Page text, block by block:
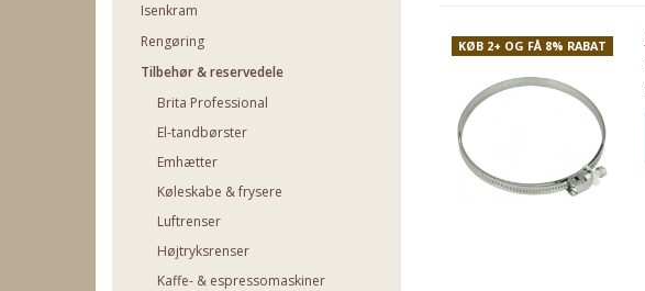
Isenkram
Rengøring
Tilbehør & reservedele
Brita Professional
El-tandbørster
Emhætter
Køleskabe & frysere
Luftrenser
Højtryksrenser
Kaffe- & espressomaskiner
KØB 2+ OG FÅ 8% RABAT